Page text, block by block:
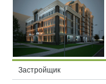
Застройщики
Новостройки
Новости
Застройщик